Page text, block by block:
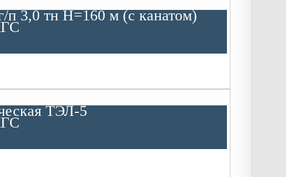
п 3,0 тн Н=160 м (с канатом)
ТЭЛ-5